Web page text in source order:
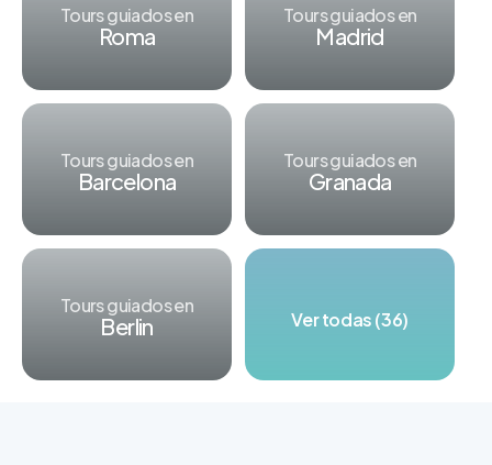
Tours guiados en
Roma
Tours guiados en
Madrid
Tours guiados en
Barcelona
Tours guiados en
Granada
Tours guiados en
Berlin Ver todas (36)